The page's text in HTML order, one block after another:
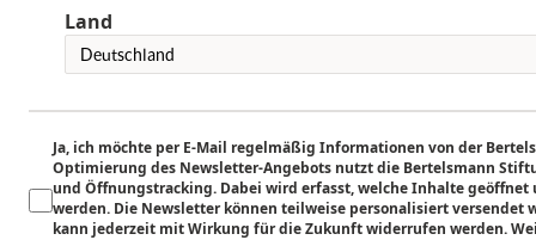
Land
Ja, ich möchte per E-Mail regelmäßig Informationen von der
Optimierung des Newsletter-Angebots nutzt die Bertelsmann
und Öffnungstracking. Dabei wird erfasst, welche Inhalte
werden. Die Newsletter können teilweise personalisiert versendet
kann jederzeit mit Wirkung für die Zukunft widerrufen werden.